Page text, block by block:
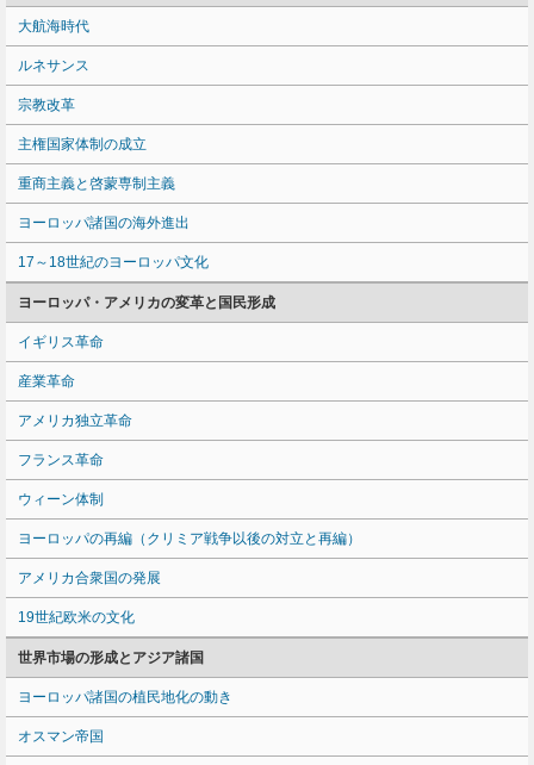
大航海時代
ルネサンス
宗教改革
主権国家体制の成立
重商主義と啓蒙専制主義
ヨーロッパ諸国の海外進出
17～18世紀のヨーロッパ文化
ヨーロッパ・アメリカの変革と国民形成
イギリス革命
産業革命
アメリカ独立革命
フランス革命
ウィーン体制
ヨーロッパの再編（クリミア戦争以後の対立と再編）
アメリカ合衆国の発展
19世紀欧米の文化
世界市場の形成とアジア諸国
ヨーロッパ諸国の植民地化の動き
オスマン帝国